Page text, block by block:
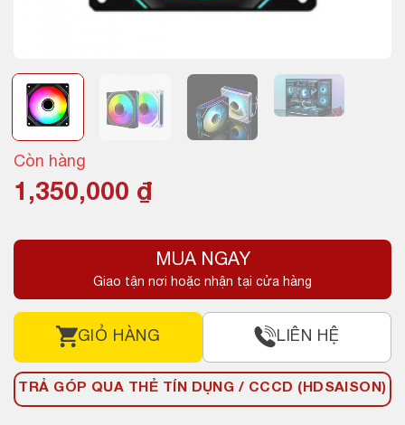
Còn hàng
1,350,000 ₫
MUA NGAY
Giao tận nơi hoặc nhận tại cửa hàng
GIỎ HÀNG LIÊN HỆ
TRẢ GÓP QUA THẺ TÍN DỤNG / CCCD (HDSAISON)